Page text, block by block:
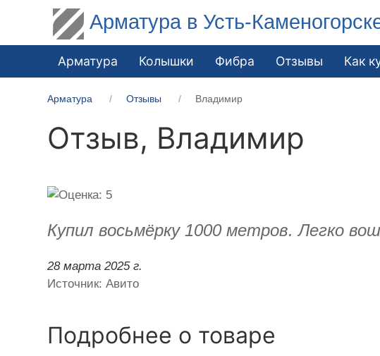
Арматура в Усть-
Арматура Колышки Фибра Отзывы Как
Арматура Отзывы Владимир
Отзыв, Владимир
Купил восьмёрку 1000 метров. Легко
28 марта 2025 г.
Источник: Авито
Подробнее о товаре